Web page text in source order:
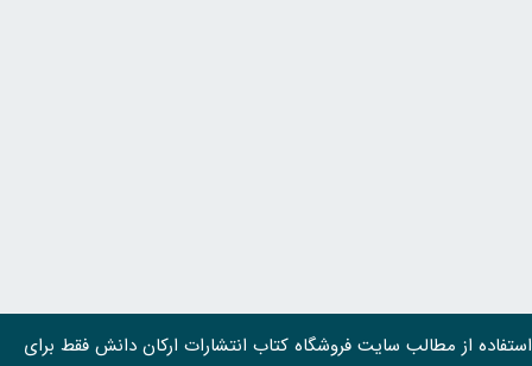
استفاده از مطالب سايت فروشگاه کتاب انتشارات ارکان دانش فقط برای